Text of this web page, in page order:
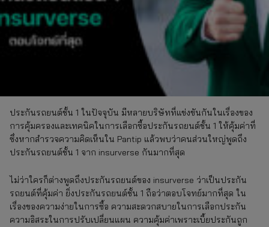
ประกันรถยนต์ชั้น 1 ในปัจจุบัน มีหลายบริษัทที่แข่งขันกันในเรื่องของ
การคุ้มครองและเทคนิคในการเลือกซื้อประกันรถยนต์ชั้น 1 ให้คุ้มค่าที่
ซึ่งหากสำรวจความคิดเห็นใน Pantip แล้วพบว่าคนส่วนใหญ่พูดถึง
ประกันรถยนต์ชั้น 1 จาก insurverse กันมากที่สุด
ไม่ว่าใครก็ต่างพูดถึงประกันรถยนต์ของ insurverse ว่าเป็นประกัน
รถยนต์ที่คุ้มค่า ยิ่งประกันรถยนต์ชั้น 1 ถือว่าตอบโจทย์มากที่สุด ใน
เรื่องของความง่ายในการซื้อ ความสะดวกสบายในการเลือกประกัน
ความอิสระในการปรับเปลี่ยนแผน ความคุ้มค่าเพราะเบี้ยประกันถูก